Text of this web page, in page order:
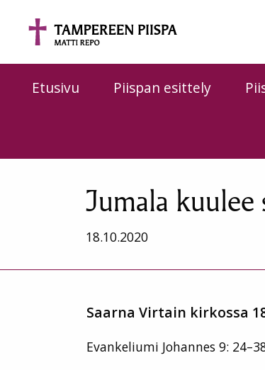
Etusivu Piispan esittely
Jumala kuulee
18.10.2020
Saarna Virtain kirkossa
Evankeliumi Johannes 9: